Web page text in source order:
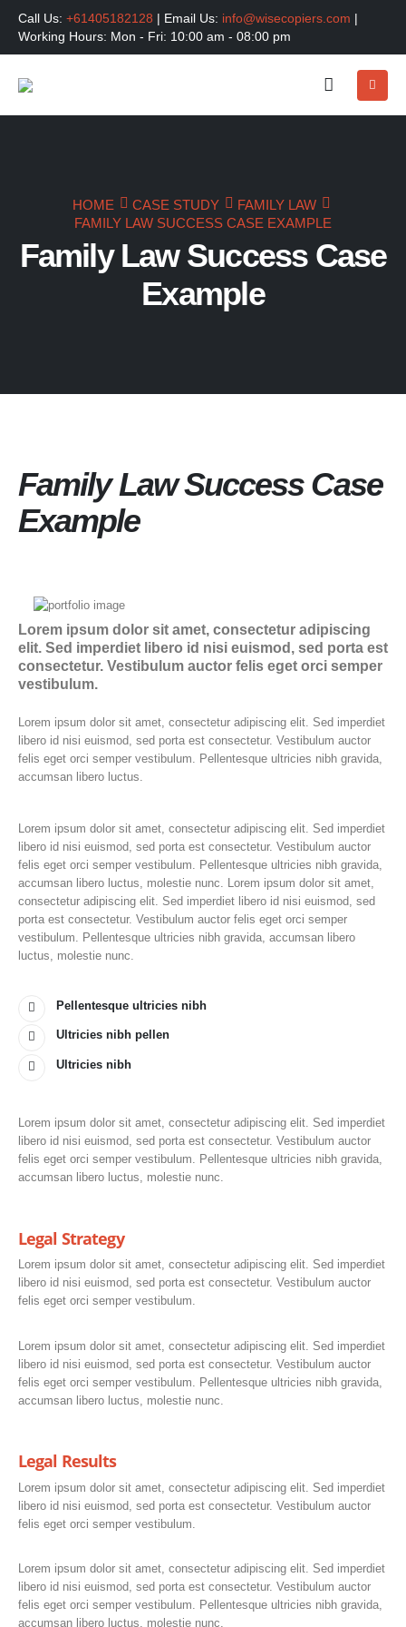
Call Us: +61405182128 | Email Us: info@wisecopiers.com |
Working Hours: Mon - Fri: 10:00 am - 08:00 pm
HOME CASE STUDY
FAMILY LAW
FAMILY LAW SUCCESS CASE EXAMPLE
Family Law Success Case
Example
Family Law Success Case
Example
Lorem ipsum dolor sit amet, consectetur adipiscing
elit. Sed imperdiet libero id nisi euismod, sed porta est
consectetur. Vestibulum auctor felis eget orci semper
vestibulum.
Lorem ipsum dolor sit amet, consectetur adipiscing elit. Sed imperdiet
libero id nisi euismod, sed porta est consectetur. Vestibulum auctor
felis eget orci semper vestibulum. Pellentesque ultricies nibh gravida,
accumsan libero luctus.
Lorem ipsum dolor sit amet, consectetur adipiscing elit. Sed imperdiet
libero id nisi euismod, sed porta est consectetur. Vestibulum auctor
felis eget orci semper vestibulum. Pellentesque ultricies nibh gravida,
accumsan libero luctus, molestie nunc. Lorem ipsum dolor sit amet,
consectetur adipiscing elit. Sed imperdiet libero id nisi euismod, sed
porta est consectetur. Vestibulum auctor felis eget orci semper
vestibulum. Pellentesque ultricies nibh gravida, accumsan libero
luctus, molestie nunc.
Pellentesque ultricies nibh
Ultricies nibh pellen
Ultricies nibh
Lorem ipsum dolor sit amet, consectetur adipiscing elit. Sed imperdiet
libero id nisi euismod, sed porta est consectetur. Vestibulum auctor
felis eget orci semper vestibulum. Pellentesque ultricies nibh gravida,
accumsan libero luctus, molestie nunc.
Legal Strategy
Lorem ipsum dolor sit amet, consectetur adipiscing elit. Sed imperdiet
libero id nisi euismod, sed porta est consectetur. Vestibulum auctor
felis eget orci semper vestibulum.
Lorem ipsum dolor sit amet, consectetur adipiscing elit. Sed imperdiet
libero id nisi euismod, sed porta est consectetur. Vestibulum auctor
felis eget orci semper vestibulum. Pellentesque ultricies nibh gravida,
accumsan libero luctus, molestie nunc.
Legal Results
Lorem ipsum dolor sit amet, consectetur adipiscing elit. Sed imperdiet
libero id nisi euismod, sed porta est consectetur. Vestibulum auctor
felis eget orci semper vestibulum.
Lorem ipsum dolor sit amet, consectetur adipiscing elit. Sed imperdiet
libero id nisi euismod, sed porta est consectetur. Vestibulum auctor
felis eget orci semper vestibulum. Pellentesque ultricies nibh gravida,
accumsan libero luctus, molestie nunc.